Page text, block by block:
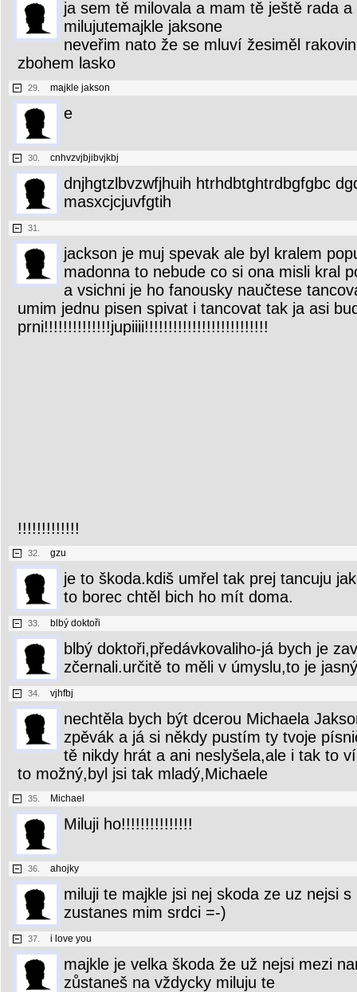
ja sem tě milovala a mam tě ještě rada
milujutemajkle jaksone
neveřim nato že se mluví žesiměl
zbohem lasko
29. majkle jakson
e
30. cnhvzvjbjibvjkbj
dnjhgtzlbvzwfjhuih htrhdbtghtrdbgfgbc
masxcjcjuvfgtih
31.
jackson je muj spevak ale byl kralem
madonna to nebude co si ona misli kral
a vsichni je ho fanousky naučtese
umim jednu pisen spivat i tancovat tak ja asi
prni!!!!!!!!!!!!!!jupiiii!!!!!!!!!!!!!!!!!!!!!!!!!!
!!!!!!!!!!!!!
32. gzu
je to škoda.kdiš umřel tak prej tancuju
to borec chtěl bich ho mít doma.
33. blbý doktoři
blbý doktoři,předávkovaliho-já bych je
zčernali.určitě to měli v úmyslu,to je
34. vjhfbj
nechtěla bych být dcerou Michaela
zpěvák a já si někdy pustím ty tvoje
tě nikdy hrát a ani neslyšela,ale i tak to
to možný,byl jsi tak mladý,Michaele
35. Michael
Miluji ho!!!!!!!!!!!!!!!
36. ahojky
miluji te majkle jsi nej skoda ze uz nejsi
zustanes mim srdci =-)
37. i love you
majkle je velka škoda že už nejsi mezi
zůstaneš na vždycky miluju te